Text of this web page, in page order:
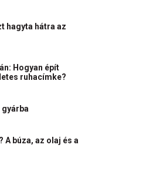
hagyta hátra az
Hogyan épít
ruhacímke?
A búza, az olaj és a